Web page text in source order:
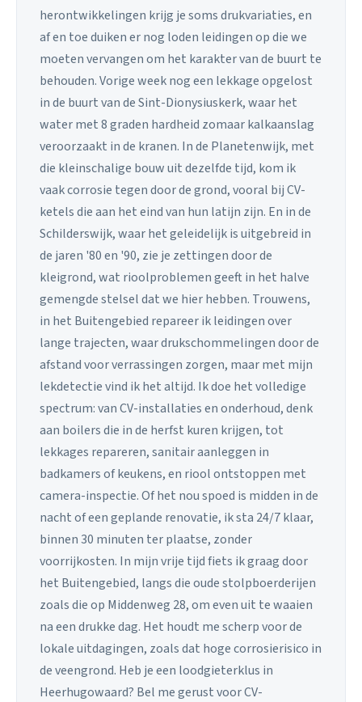
herontwikkelingen krijg je soms drukvariaties, en
af en toe duiken er nog loden leidingen op die we
moeten vervangen om het karakter van de buurt te
behouden. Vorige week nog een lekkage opgelost
in de buurt van de Sint-Dionysiuskerk, waar het
water met 8 graden hardheid zomaar kalkaanslag
veroorzaakt in de kranen. In de Planetenwijk, met
die kleinschalige bouw uit dezelfde tijd, kom ik
vaak corrosie tegen door de grond, vooral bij CV-
ketels die aan het eind van hun latijn zijn. En in de
Schilderswijk, waar het geleidelijk is uitgebreid in
de jaren '80 en '90, zie je zettingen door de
kleigrond, wat rioolproblemen geeft in het halve
gemengde stelsel dat we hier hebben. Trouwens,
in het Buitengebied repareer ik leidingen over
lange trajecten, waar drukschommelingen door de
afstand voor verrassingen zorgen, maar met mijn
lekdetectie vind ik het altijd. Ik doe het volledige
spectrum: van CV-installaties en onderhoud, denk
aan boilers die in de herfst kuren krijgen, tot
lekkages repareren, sanitair aanleggen in
badkamers of keukens, en riool ontstoppen met
camera-inspectie. Of het nou spoed is midden in de
nacht of een geplande renovatie, ik sta 24/7 klaar,
binnen 30 minuten ter plaatse, zonder
voorrijkosten. In mijn vrije tijd fiets ik graag door
het Buitengebied, langs die oude stolpboerderijen
zoals die op Middenweg 28, om even uit te waaien
na een drukke dag. Het houdt me scherp voor de
lokale uitdagingen, zoals dat hoge corrosierisico in
de veengrond. Heb je een loodgieterklus in
Heerhugowaard? Bel me gerust voor CV-